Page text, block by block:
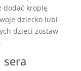
dodać kroplę
dziecko lubi
dzieci zostaw
sera